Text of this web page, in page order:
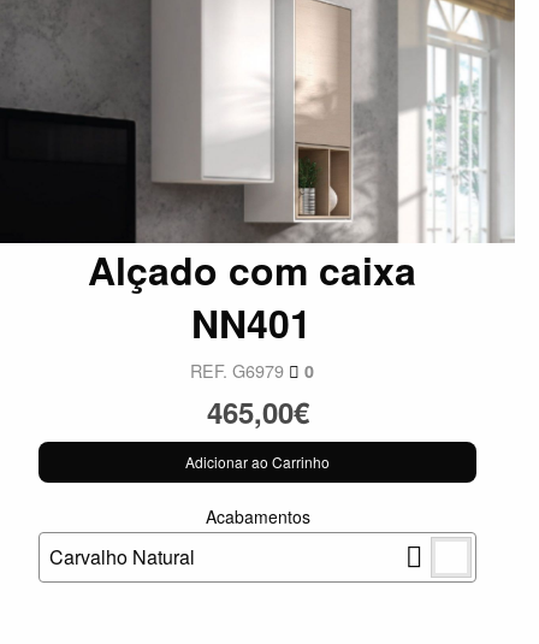
Alçado com caixa
NN401
REF. G6979 0
465,00€
Adicionar ao Carrinho
Acabamentos
Carvalho Natural